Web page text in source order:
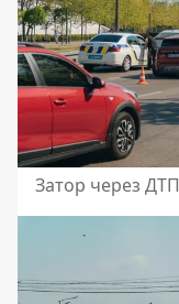
Затор через ДТП